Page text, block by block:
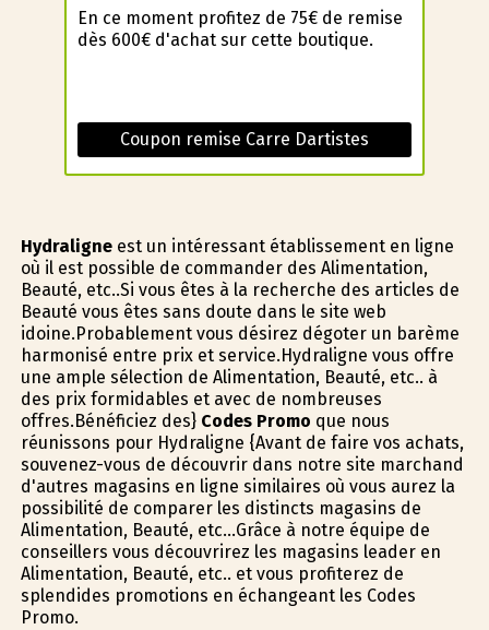
En ce moment profitez de 75€ de remise
dès 600€ d'achat sur cette boutique.
Coupon remise Carre Dartistes
Hydraligneest un intéressant établissement en ligne
où il est possible de commander des Alimentation,
Beauté, etc..Si vous êtes à la recherche des articles de
Beauté vous êtes sans doute dans le site web
idoine.Probablement vous désirez dégoter un barème
harmonisé entre prix et service.Hydraligne vous offre
une ample sélection de Alimentation, Beauté, etc.. à
des prix formidables et avec de nombreuses
offres.Bénéficiez des} Codes Promo que nous
réunissons pour Hydraligne {Avant de faire vos achats,
souvenez-vous de découvrir dans notre site marchand
d'autres magasins en ligne similaires où vous aurez la
possibilité de comparer les distincts magasins de
Alimentation, Beauté, etc...Grâce à notre équipe de
conseillers vous découvrirez les magasins leader en
Alimentation, Beauté, etc.. et vous profiterez de
splendides promotions en échangeant les Codes
Promo.